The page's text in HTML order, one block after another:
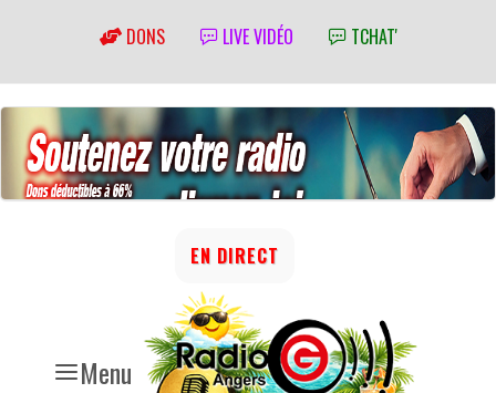
DONS LIVE VIDÉO TCHAT'
Menu
EN DIRECT